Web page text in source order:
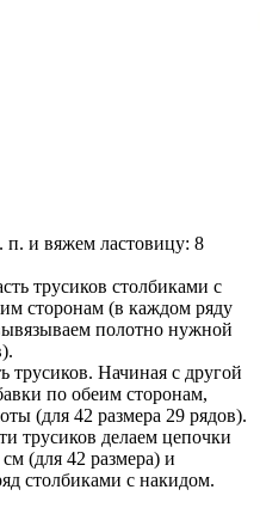
п. и вяжем ластовицу: 8
трусиков столбиками с
сторонам (в каждом ряду
полотно нужной
Начиная с другой
по обеим сторонам,
(для 42 размера 29 рядов).
трусиков делаем цепочки
(для 42 размера) и
столбиками с накидом.